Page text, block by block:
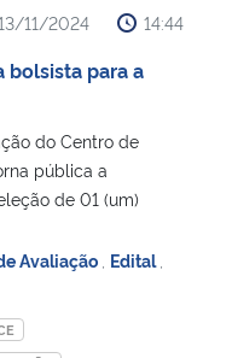
11/2024 14:44
bolsista para a
do Centro de
pública a
de 01 (um)
Avaliação Edital